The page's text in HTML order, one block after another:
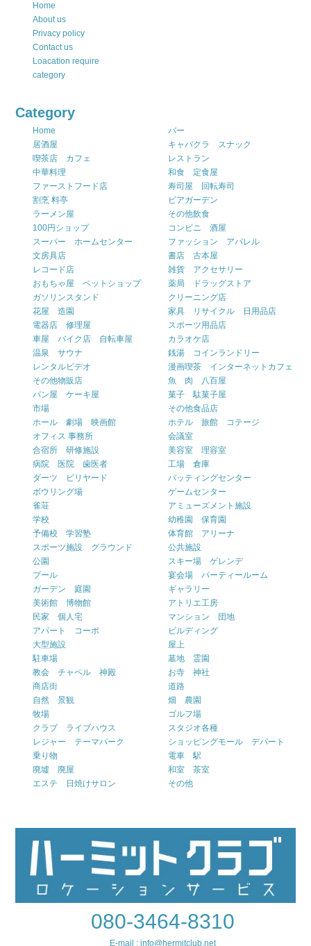
Home
About us
Privacy policy
Contact us
Loacation require
category
Category
Home
バー
居酒屋
キャバクラ スナック
喫茶店 カフェ
レストラン
中華料理
和食 定食屋
ファーストフード店
寿司屋 回転寿司
割烹 料亭
ビアガーデン
ラーメン屋
その他飲食
100円ショップ
コンビニ 酒屋
スーパー ホームセンター
ファッション アパレル
文房具店
書店 古本屋
レコード店
雑貨 アクセサリー
おもちゃ屋 ペットショップ
薬局 ドラッグストア
ガソリンスタンド
クリーニング店
花屋 造園
家具 リサイクル 日用品店
電器店 修理屋
スポーツ用品店
車屋 バイク店 自転車屋
カラオケ店
温泉 サウナ
銭湯 コインランドリー
レンタルビデオ
漫画喫茶 インターネットカフェ
その他物販店
魚 肉 八百屋
パン屋 ケーキ屋
菓子 駄菓子屋
市場
その他食品店
ホール 劇場 映画館
ホテル 旅館 コテージ
オフィス 事務所
会議室
合宿所 研修施設
美容室 理容室
病院 医院 歯医者
工場 倉庫
ダーツ ビリヤード
バッティングセンター
ボウリング場
ゲームセンター
雀荘
アミューズメント施設
学校
幼稚園 保育園
予備校 学習塾
体育館 アリーナ
スポーツ施設 グラウンド
公共施設
公園
スキー場 ゲレンデ
プール
宴会場 パーティールーム
ガーデン 庭園
ギャラリー
美術館 博物館
アトリエ工房
民家 個人宅
マンション 団地
アパート コーポ
ビルディング
大型施設
屋上
駐車場
墓地 霊園
教会 チャペル 神殿
お寺 神社
商店街
道路
自然 景観
畑 農園
牧場
ゴルフ場
クラブ ライブハウス
スタジオ各種
レジャー テーマパーク
ショッピングモール デパート
乗り物
電車 駅
廃墟 廃屋
和室 茶室
エステ 日焼けサロン
その他
080-3464-8310
E-mail : info@hermitclub.net